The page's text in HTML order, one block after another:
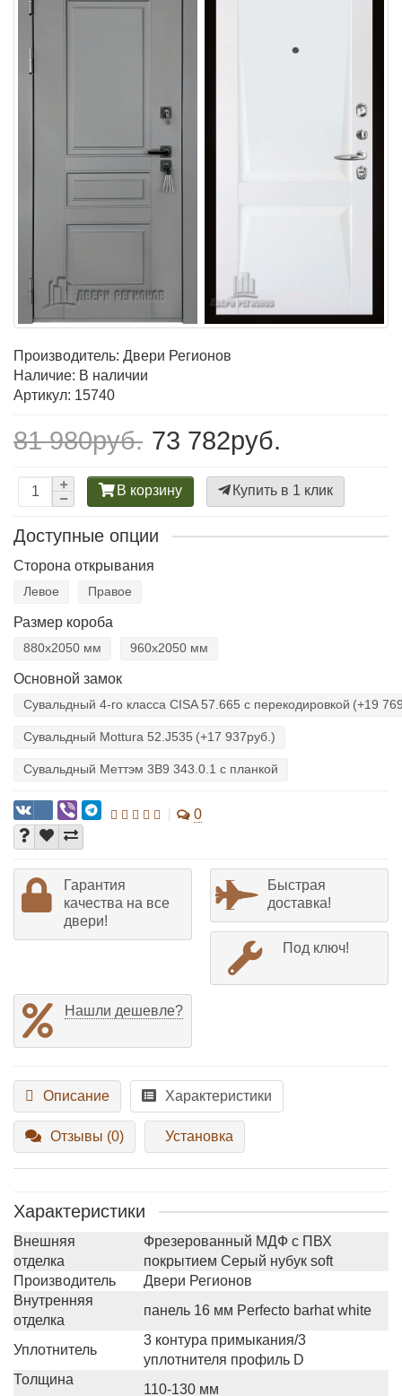
Производитель: Двери Регионов
Наличие: В наличии
Артикул: 15740
81 980руб. 73 782руб.
В корзину Купить в 1 клик
Доступные опции
Сторона открывания
Левое Правое
Размер короба
880х2050 мм 960х2050 мм
Основной замок
Сувальдный 4-го класса CISA 57.665 с перекодировкой (+19
Сувальдный Mottura 52.J535 (+17 937руб.)
Сувальдный Меттэм 3В9 343.0.1 с планкой
0
Гарантия
качества на все
двери!
Быстрая
доставка!
Под ключ!
Нашли дешевле?
Описание Характеристики
Отзывы (0) Установка
Характеристики
Внешняя
отделка
Фрезерованный МДФ с ПВХ
покрытием Cерый нубук soft
Производитель
Двери Регионов
Внутренняя
отделка
панель 16 мм Perfecto barhat white
Уплотнитель
3 контура примыкания/3
уплотнителя профиль D
Толщина
110-130 мм